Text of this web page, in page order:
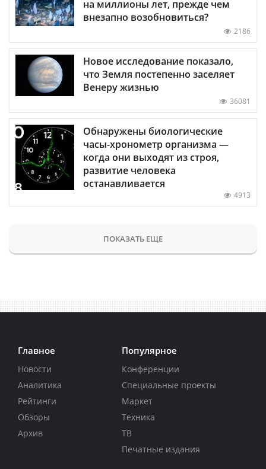
на миллионы лет, прежде чем
внезапно возобновиться?
2186
Новое исследование показало,
что Земля постепенно заселяет
Венеру жизнью
36081
Обнаружены биологические
часы-хронометр организма —
когда они выходят из строя,
развитие человека
останавливается
4913
ПОКАЗАТЬ ЕЩЕ
Главное
Новости
Аналитика
Рейтинги
Обзоры
Архив
Популярное
Конференции
Специальные проекты
Маркет
Техника
ТВ
Печатные издания